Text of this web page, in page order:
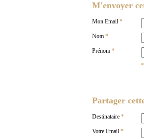
M'envoyer
Mon Email *
Nom *
Prénom *
*
Partager
Destinataire *
Votre Email *